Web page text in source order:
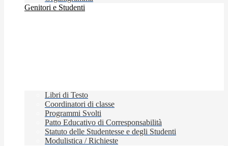
Genitori e Studenti
Libri di Testo
Coordinatori di classe
Programmi Svolti
Patto Educativo di Corresponsabilità
Statuto delle Studentesse e degli Studenti
Modulistica / Richieste